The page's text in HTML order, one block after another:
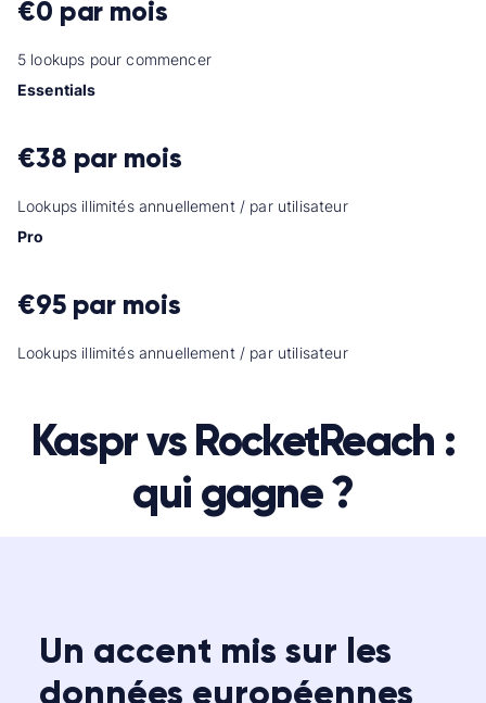
€0 par mois
5 lookups pour commencer
Essentials
€38 par mois
Lookups illimités annuellement / par utilisateur
Pro
€95par mois
Lookups illimités annuellement / par utilisateur
Kaspr vs RocketReach :
qui gagne ?
Un accent mis sur les
données européennes